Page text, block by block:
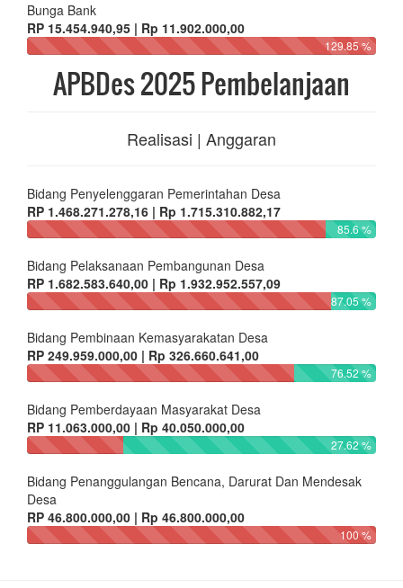
Bunga Bank
RP 15.454.940,95 | Rp 11.902.000,00
129.85 %
APBDes 2025 Pembelanjaan
Realisasi | Anggaran
Bidang Penyelenggaran Pemerintahan Desa
RP 1.468.271.278,16 | Rp 1.715.310.882,17
85.6 %
Bidang Pelaksanaan Pembangunan Desa
RP 1.682.583.640,00 | Rp 1.932.952.557,09
87.05 %
Bidang Pembinaan Kemasyarakatan Desa
RP 249.959.000,00 | Rp 326.660.641,00
76.52 %
Bidang Pemberdayaan Masyarakat Desa
RP 11.063.000,00 | Rp 40.050.000,00
27.62 %
Bidang Penanggulangan Bencana, Darurat Dan Mendesak
Desa
RP 46.800.000,00 | Rp 46.800.000,00
100 %